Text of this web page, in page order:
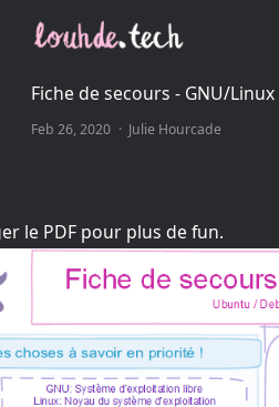
Fiche de secours - GNU/Linux
Feb 26, 2020 · Julie Hourcade
le PDF pour plus de fun.